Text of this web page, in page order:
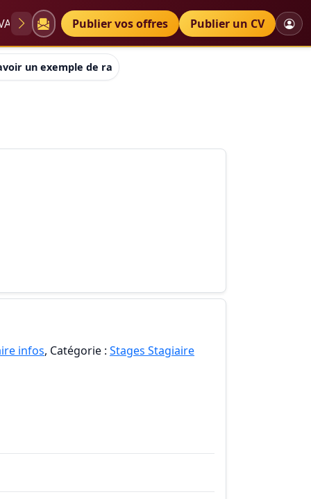
Diplômes Petites annonces
Publier vos offres Publier un CV
un exemple de rapport de stage de
infos, Catégorie : Stages Stagiaire